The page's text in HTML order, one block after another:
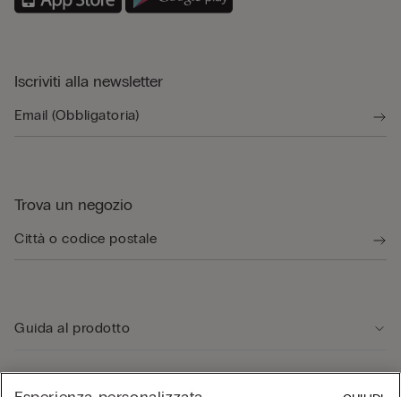
Iscriviti alla newsletter
Trova un negozio
Guida al prodotto